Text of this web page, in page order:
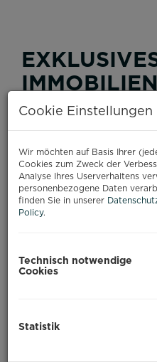
PAJE,
Baustart: Q3 2026
Ihr Investment im
Willkommen zu einem
Immobilienprojekt im
begehrtesten Orte an
Beliebtheit bei
Cookie Einstellungen
Wir möchten auf Basis Ihrer
Cookies zum Zweck der
Analyse Ihres Userverhaltens
personenbezogene Daten
finden Sie in unserer
Policy.
Technisch notwendige
Cookies
Statistik